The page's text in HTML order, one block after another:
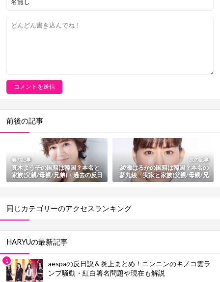
前後の記事
前の記事
真木よう子の国籍は韓国？本名と
家族(父親/母親/兄弟)・過去の反日
発言も総まとめ
次の記事
綾瀬はるかの国籍は韓国？本名の
蓼丸綾・実家と家族(父親/母親/兄
弟)も総まとめ
同じカテゴリーのアクセスランキング
HARYUの最新記事
aespaの反日説＆炎上まとめ！ニンニンのキノコ雲ラ
ンプ騒動・紅白署名問題や現在も解説